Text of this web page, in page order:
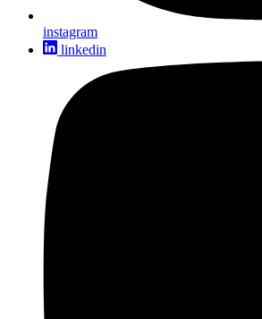
instagram
linkedin